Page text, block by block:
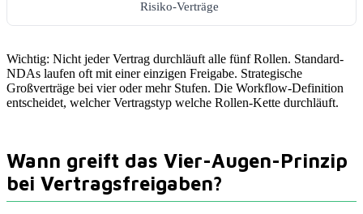
Risiko-Verträge
Wichtig: Nicht jeder Vertrag durchläuft alle fünf Rollen. Standard-
NDAs laufen oft mit einer einzigen Freigabe. Strategische
Großverträge bei vier oder mehr Stufen. Die Workflow-Definition
entscheidet, welcher Vertragstyp welche Rollen-Kette durchläuft.
Wann greift das Vier-Augen-Prinzip
bei Vertragsfreigaben?